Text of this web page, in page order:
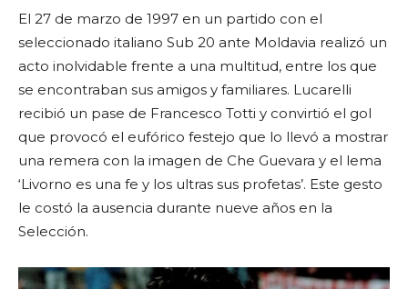
El 27 de marzo de 1997 en un partido con el
seleccionado italiano Sub 20 ante Moldavia realizó un
acto inolvidable frente a una multitud, entre los que
se encontraban sus amigos y familiares. Lucarelli
recibió un pase de Francesco Totti y convirtió el gol
que provocó el eufórico festejo que lo llevó a mostrar
una remera con la imagen de Che Guevara y el lema
‘Livorno es una fe y los ultras sus profetas’. Este gesto
le costó la ausencia durante nueve años en la
Selección.